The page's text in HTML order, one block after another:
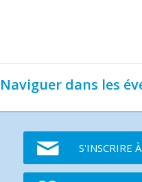
Naviguer dans les
S'INSCRIRE